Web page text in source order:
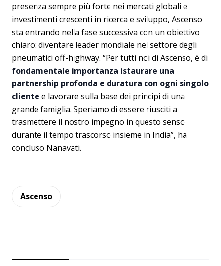
presenza sempre più forte nei mercati globali e
investimenti crescenti in ricerca e sviluppo, Ascenso
sta entrando nella fase successiva con un obiettivo
chiaro: diventare leader mondiale nel settore degli
pneumatici off-highway. “Per tutti noi di Ascenso, è di
fondamentale importanza istaurare una
partnership profonda e duratura con ogni singolo
cliente e lavorare sulla base dei principi di una
grande famiglia. Speriamo di essere riusciti a
trasmettere il nostro impegno in questo senso
durante il tempo trascorso insieme in India”, ha
concluso Nanavati.
Ascenso